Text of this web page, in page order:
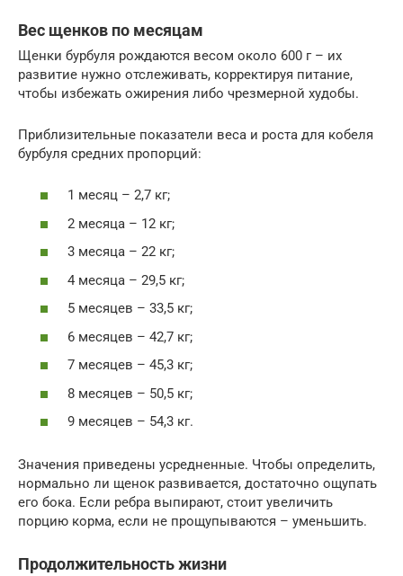
Вес щенков по месяцам
Щенки бурбуля рождаются весом около 600 г – их
развитие нужно отслеживать, корректируя питание,
чтобы избежать ожирения либо чрезмерной худобы.
Приблизительные показатели веса и роста для кобеля
бурбуля средних пропорций:
1 месяц – 2,7 кг;
2 месяца – 12 кг;
3 месяца – 22 кг;
4 месяца – 29,5 кг;
5 месяцев – 33,5 кг;
6 месяцев – 42,7 кг;
7 месяцев – 45,3 кг;
8 месяцев – 50,5 кг;
9 месяцев – 54,3 кг.
Значения приведены усредненные. Чтобы определить,
нормально ли щенок развивается, достаточно ощупать
его бока. Если ребра выпирают, стоит увеличить
порцию корма, если не прощупываются – уменьшить.
Продолжительность жизни